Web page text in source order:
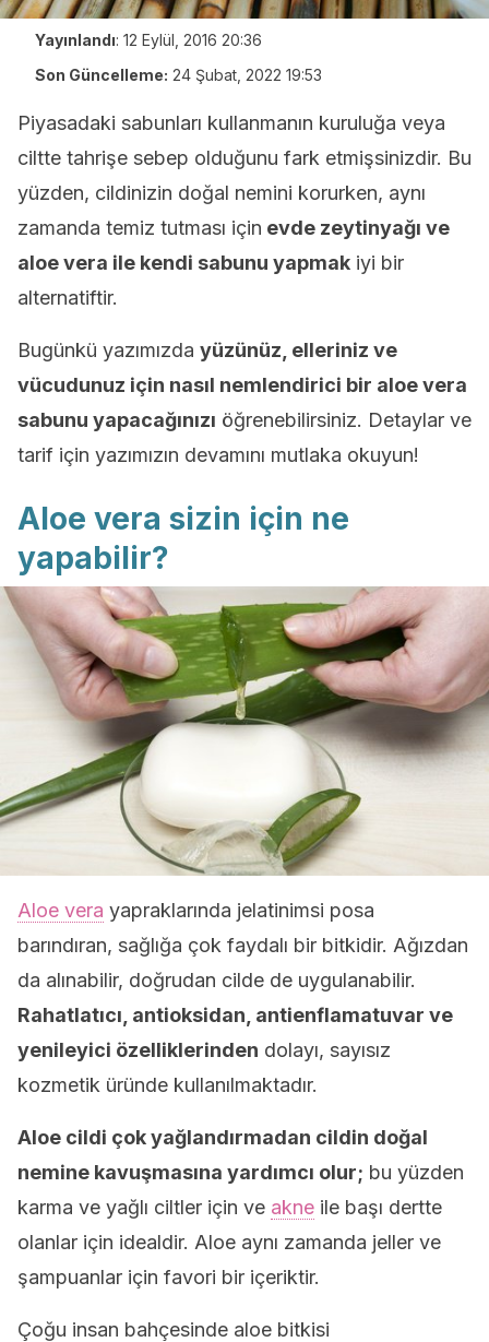
Yayınlandı: 12 Eylül, 2016 20:36
Son Güncelleme: 24 Şubat, 2022 19:53
Piyasadaki sabunları kullanmanın kuruluğa veya
ciltte tahrişe sebep olduğunu fark etmişsinizdir. Bu
yüzden, cildinizin doğal nemini korurken, aynı
zamanda temiz tutması için evde zeytinyağı ve
aloe vera ile kendi sabunu yapmak iyi bir
alternatiftir.
Bugünkü yazımızda yüzünüz, elleriniz ve
vücudunuz için nasıl nemlendirici bir aloe vera
sabunu yapacağınızı öğrenebilirsiniz. Detaylar ve
tarif için yazımızın devamını mutlaka okuyun!
Aloe vera sizin için ne
yapabilir?
Aloe vera yapraklarında jelatinimsi posa
barındıran, sağlığa çok faydalı bir bitkidir. Ağızdan
da alınabilir, doğrudan cilde de uygulanabilir.
Rahatlatıcı, antioksidan, antienflamatuvar ve
yenileyici özelliklerinden dolayı, sayısız
kozmetik üründe kullanılmaktadır.
Aloe cildi çok yağlandırmadan cildin doğal
nemine kavuşmasına yardımcı olur; bu yüzden
karma ve yağlı ciltler için ve akne ile başı dertte
olanlar için idealdir. Aloe aynı zamanda jeller ve
şampuanlar için favori bir içeriktir.
Çoğu insan bahçesinde aloe bitkisi